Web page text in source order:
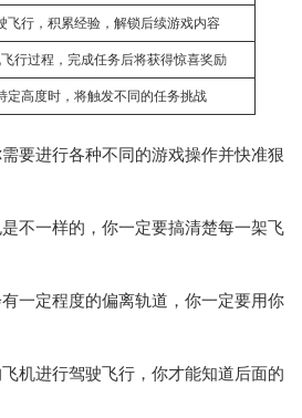
飞行，积累经验，解锁后续游戏内容
行过程，完成任务后将获得惊喜奖励
定高度时，将触发不同的任务挑战
要进行各种不同的游戏操作并快准狠
不一样的，你一定要搞清楚每一架飞
一定程度的偏离轨道，你一定要用你
机进行驾驶飞行，你才能知道后面的